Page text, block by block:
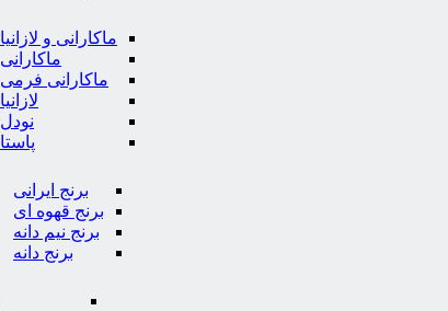
ماکارانی و لازانیا
ماکارانی
ماکارانی فرمی
لازانیا
نودل
پاستا
برنج ایرانی
برنج قهوه ای
برنج نیم دانه
برنج دانه